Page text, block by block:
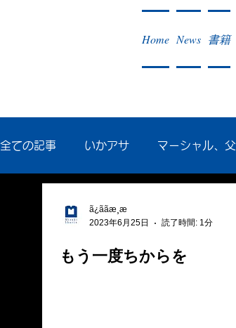
Home News 書籍
全ての記事 いかアサ マーシャル、
作った本・作っている本 記事掲載・
ã¿ããæ¸æ
2023年6月25日
読了時間: 1分
もう一度ちからを